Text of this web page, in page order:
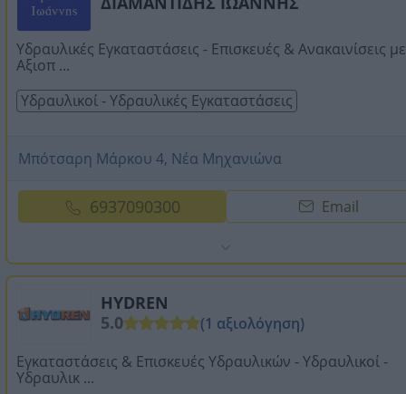
Υδραυλικές Εγκαταστάσεις - Επισκευές & Ανακαινίσεις με
Αξιοπ ...
Υδραυλικοί - Υδραυλικές Εγκαταστάσεις
Μπότσαρη Μάρκου 4, Νέα Μηχανιώνα
6937090300 Email
HYDREN
5.0
(1 αξιολόγηση)
Εγκαταστάσεις & Επισκευές Υδραυλικών - Υδραυλικοί -
Υδραυλικ ...